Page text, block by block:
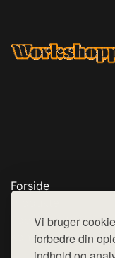
Vi bruger
forbedre din
Forside
Top Rabatter
Kontakt